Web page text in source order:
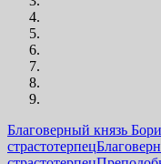
Благоверный князь
страстотерпец